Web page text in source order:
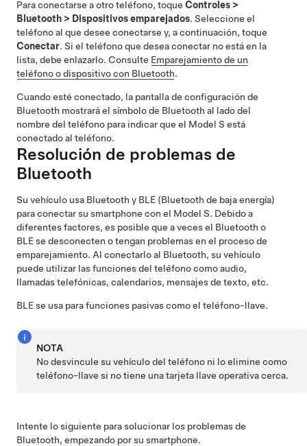
Para conectarse a otro teléfono, toque Controles >
Bluetooth > Dispositivos emparejados. Seleccione el
teléfono al que desee conectarse y, a continuación, toque
Conectar. Si el teléfono que desea conectar no está en la
lista, debe enlazarlo. Consulte Emparejamiento de un
teléfono o dispositivo con Bluetooth.
Cuando esté conectado, la pantalla de configuración de
Bluetooth mostrará el símbolo de Bluetooth al lado del
nombre del teléfono para indicar que el Model S está
conectado al teléfono.
Resolución de problemas de
Bluetooth
Su vehículo usa Bluetooth y BLE (Bluetooth de baja energía)
para conectar su smartphone con el Model S. Debido a
diferentes factores, es posible que a veces el Bluetooth o
BLE se desconecten o tengan problemas en el proceso de
emparejamiento. Al conectarlo al Bluetooth, su vehículo
puede utilizar las funciones del teléfono como audio,
llamadas telefónicas, calendarios, mensajes de texto, etc.
BLE se usa para funciones pasivas como el teléfono-llave.
NOTA
No desvincule su vehículo del teléfono ni lo elimine como
teléfono-llave si no tiene una tarjeta llave operativa cerca.
Intente lo siguiente para solucionar los problemas de
Bluetooth, empezando por su smartphone.